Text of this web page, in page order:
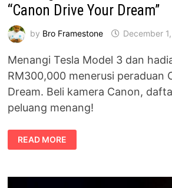
“Canon Drive Your Dream”
by Bro Framestone December
Menangi Tesla Model 3 dan
RM300,000 menerusi peraduan
Dream. Beli kamera Canon,
peluang menang!
MENANGI
TESLA
MODEL
PERADUAN
READ MORE